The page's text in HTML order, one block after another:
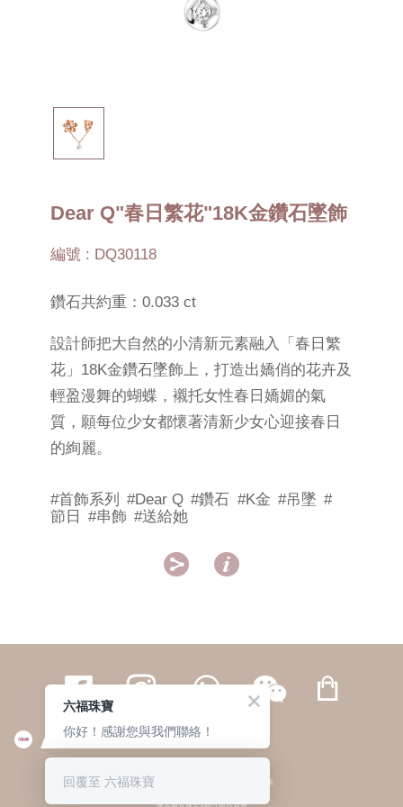
Dear Q"春日繁花"18K金鑽石墜飾
編號 : DQ30118
鑽石共約重：0.033 ct
設計師把大自然的小清新元素融入「春日繁
花」18K金鑽石墜飾上，打造出嬌俏的花卉及
輕盈漫舞的蝴蝶，襯托女性春日嬌媚的氣
質，願每位少女都懷著清新少女心迎接春日
的絢麗。
#首飾系列 #Dear Q #鑽石 #K金 #吊墜 #
節日
#串飾 #送給她
 
繁體 | 簡体
© 六福集團 版權所有 不得轉載 私隱政策
六福珠寶
你好！感謝您與我們聯絡！
回覆至 六福珠寶